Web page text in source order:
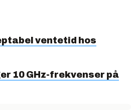
ventetid hos
10 GHz-frekvenser på